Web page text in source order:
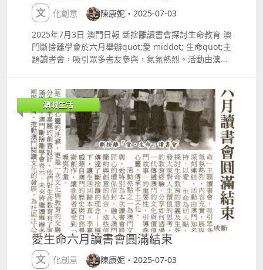
MACAU 日期及時間：2025年5月17至18日（星期六、
1日）晚上600 地點：銀河綜藝館 門票價錢 澳門幣港
幣： $2,799 $2,399 $1,799 $1,499 $1,299 $999 詳
情：
httpswww.galaxymacau.comzhhantoffersentertain
mentjhopetourhopestagemacau 郁可唯｜《終身浪
漫的開始》2025 年巡迴演唱會澳門限定站 日期及時
間：2025年5月24日（星期六） 晚上800 地點：倫敦人
綜藝館 門票價錢 澳門幣港幣： $1,280 $1,080 $880
$480 詳情：
httpshk.londonermacao.commacaueventsshowsyi
sayu2025.html 馮允謙｜the SOUNDTRACK of my
LIFE 馮允謙演唱會 澳門站 日期及時間：2025年5月31
日（星期六）晚上800 地點：倫敦人綜藝館 門票價錢
澳門幣港幣： $1,188 $788 $588 詳情：
httpshk.londonermacao.commacaueventsshowsja
yfung2025.html 羅志祥｜2025羅志祥 30巡迴演唱會
澳門站 日期及時間：2025年5月31日（星期六）下午
500 地點：銀河綜藝館 門票價錢 澳門幣港幣：
$1,288、$888、$588 詳情：
httpswww.galaxymacau.comzhhantoffersentertain
mentshowlo30worldtourconcertmacau
過陳康妮的分享與李嘉麗的創意設計，他們對生命教育
有了更深的體悟，並對澳門的文化傳承充滿期待。澳門
斷捨離學會表示，未來將繼續舉辦多元化的讀書會活
動，結合文學、藝術與教育，推動澳門閱讀文化的發
展，為社區注入更多正能量。
文化創意
陳康妮・2025-07-03
2025年7月3日 澳門日報 斷捨離讀書會探討生命教育 澳
門斷捨離學會於六月舉辦quot;愛 middot; 生命quot;主
題讀書會，吸引眾多書友參與，氣氛熱烈。活動由澳門
值，激發對人生價值的思考。 活動亮點之一為澳門文藝
家李嘉麗的參與，她特別為是次讀書會設計一系列獨具
匠心的環保信封，融入澳門文化元素，展現簡約與創意
的結合。 參與者表示，透過陳康妮的分享與李嘉麗的創
意設計，對生命教育有更深體悟，並對澳門文化傳承充
滿期待。
澳城生活
愛生命六月讀書會圓滿結束
文化創意
陳康妮・2025-07-03